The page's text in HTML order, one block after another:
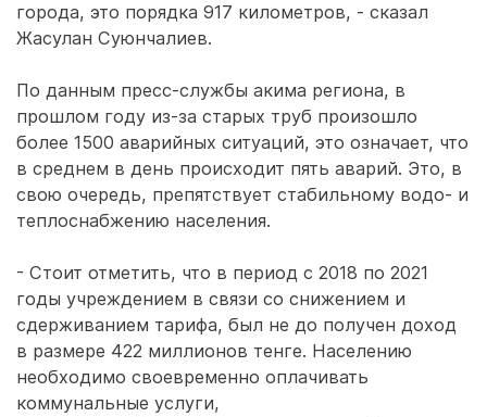
города, это порядка 917 километров, - сказал
Жасулан Суюнчалиев.
По данным пресс-службы акима региона, в
прошлом году из-за старых труб произошло
более 1500 аварийных ситуаций, это означает, что
в среднем в день происходит пять аварий. Это, в
свою очередь, препятствует стабильному водо- и
теплоснабжению населения.
- Стоит отметить, что в период с 2018 по 2021
годы учреждением в связи со снижением и
сдерживанием тарифа, был не до получен доход
в размере 422 миллионов тенге. Населению
необходимо своевременно оплачивать
коммунальные услуги,